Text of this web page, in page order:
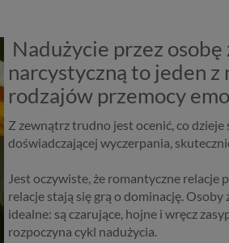
Nadużycie przez
narcystyczną to jeden
rodzajów przemocy
Z zewnątrz trudno jest ocenić, co
doświadczającej wyczerpania,
Jest oczywiste, że romantyczne relacje
relacje stają się grą o dominację.
idealne: są czarujące, hojne i wręcz
rozpoczyna cykl nadużycia.